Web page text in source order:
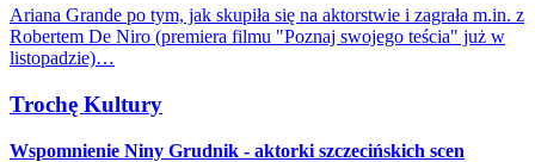
Ariana Grande po tym, jak skupiła się na aktorstwie i zagrała m.in. z
Robertem De Niro (premiera filmu "Poznaj swojego teścia" już w
listopadzie)…
Trochę Kultury
Wspomnienie Niny Grudnik - aktorki szczecińskich scen